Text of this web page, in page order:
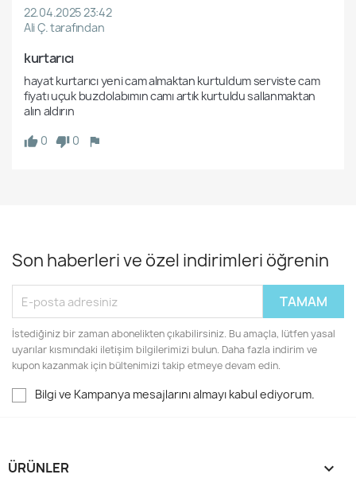
22.04.2025 23:42
Ali Ç. tarafından
kurtarıcı
hayat kurtarıcı yeni cam almaktan kurtuldum serviste cam
fiyatı uçuk buzdolabımın camı artık kurtuldu sallanmaktan
alın aldırın
0
0
Son haberleri ve özel indirimleri öğrenin
İstediğiniz bir zaman abonelikten çıkabilirsiniz. Bu amaçla, lütfen yasal
uyarılar kısmındaki iletişim bilgilerimizi bulun. Daha fazla indirim ve
kupon kazanmak için bültenimizi takip etmeye devam edin.
Bilgi ve Kampanya mesajlarını almayı kabul ediyorum.
ÜRÜNLER 